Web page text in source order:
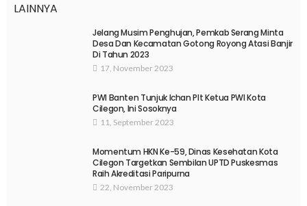
LAINNYA
Jelang Musim Penghujan, Pemkab Serang Minta
Desa Dan Kecamatan Gotong Royong Atasi Banjir
Di Tahun 2023
17, November 2023
PWI Banten Tunjuk Ichan Plt Ketua PWI Kota
Cilegon, Ini Sosoknya
11, September 2023
Momentum HKN Ke-59, Dinas Kesehatan Kota
Cilegon Targetkan Sembilan UPTD Puskesmas
Raih Akreditasi Paripurna
22, November 2023